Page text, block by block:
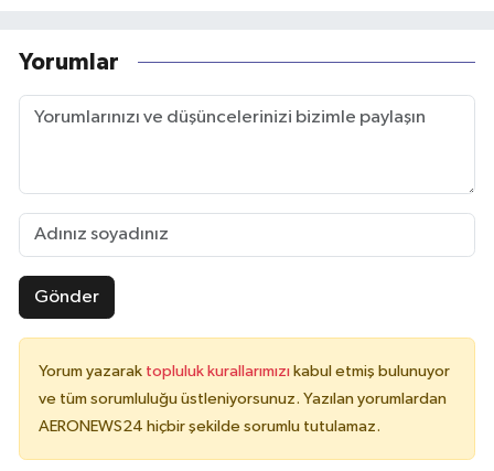
Yorumlar
Gönder
Yorum yazarak topluluk kurallarımızı kabul etmiş bulunuyor
ve tüm sorumluluğu üstleniyorsunuz. Yazılan yorumlardan
AERONEWS24 hiçbir şekilde sorumlu tutulamaz.